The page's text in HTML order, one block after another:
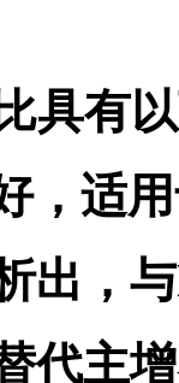
具有
，适
出，与
代主